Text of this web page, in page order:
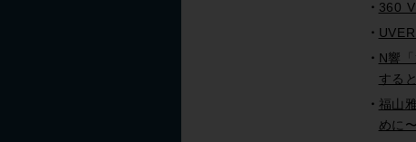
360
N響
する
福山
めに〜